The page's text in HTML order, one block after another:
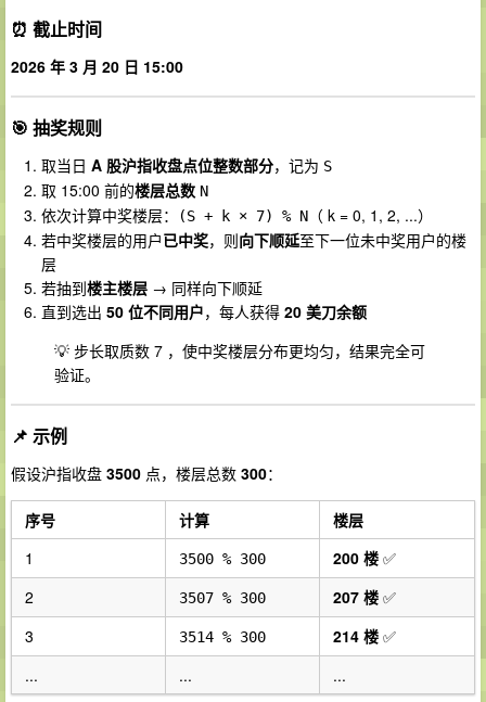
⏰ 截止时间
2026 年 3 月 20 日 15:00
🎯 抽奖规则
取当日 A 股沪指收盘点位整数部分，记为 S
取 15:00 前的楼层总数 N
依次计算中奖楼层： (S + k × 7) % N （ k = 0, 1, 2, ...）
若中奖楼层的用户已中奖，则向下顺延至下一位未中奖用户的楼
层
若抽到楼主楼层 → 同样向下顺延
直到选出 50 位不同用户，每人获得 20 美刀余额
💡 步长取质数 7 ，使中奖楼层分布更均匀，结果完全可
验证。
📌 示例
假设沪指收盘 3500 点，楼层总数 300：
序号 计算
楼层
1
3500 % 300 200 楼 ✅
2
3507 % 300 207 楼 ✅
3
3514 % 300 214 楼 ✅
...
... ...